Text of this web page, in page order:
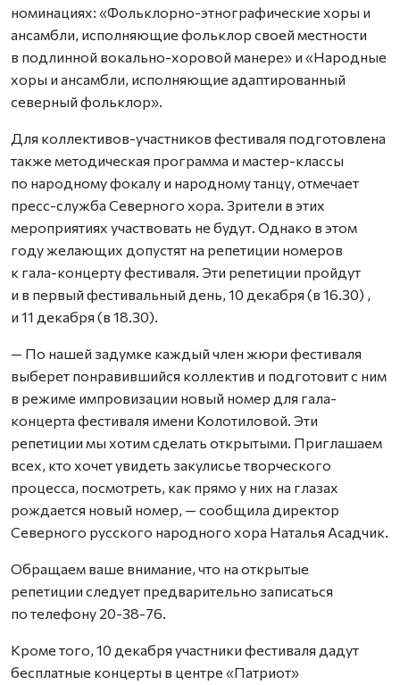
номинациях: «Фольклорно-этнографические хоры и
ансамбли, исполняющие фольклор своей местности
в подлинной вокально-хоровой манере» и «Народные
хоры и ансамбли, исполняющие адаптированный
северный фольклор».
Для коллективов-участников фестиваля подготовлена
также методическая программа и мастер-классы
по народному фокалу и народному танцу, отмечает
пресс-служба Северного хора. Зрители в этих
мероприятиях участвовать не будут. Однако в этом
году желающих допустят на репетиции номеров
к гала-концерту фестиваля. Эти репетиции пройдут
и в первый фестивальный день, 10 декабря (в 16.30) ,
и 11 декабря (в 18.30).
— По нашей задумке каждый член жюри фестиваля
выберет понравившийся коллектив и подготовит с ним
в режиме импровизации новый номер для гала-
концерта фестиваля имени Колотиловой. Эти
репетиции мы хотим сделать открытыми. Приглашаем
всех, кто хочет увидеть закулисье творческого
процесса, посмотреть, как прямо у них на глазах
рождается новый номер, — сообщила директор
Северного русского народного хора Наталья Асадчик.
Обращаем ваше внимание, что на открытые
репетиции следует предварительно записаться
по телефону 20-38-76.
Кроме того, 10 декабря участники фестиваля дадут
бесплатные концерты в центре «Патриот»